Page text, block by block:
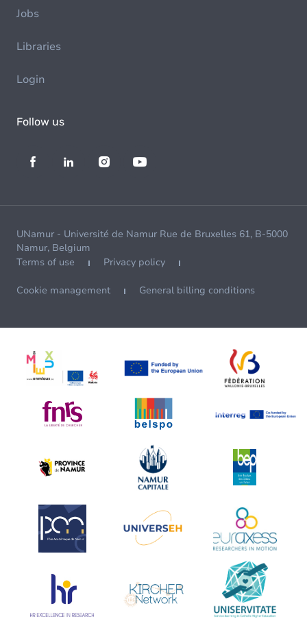
Jobs
Libraries
Login
Follow us
UNamur - Université de Namur Rue de Bruxelles 61, B-5000
Namur, Belgium
Terms of use
Privacy policy
Cookie management General billing conditions